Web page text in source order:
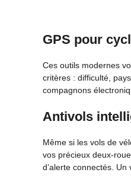
GPS pour
Ces outils modernes
critères : difficulté,
compagnons
Antivols
Même si les vols de
vos précieux deux-
d’alerte connectés.